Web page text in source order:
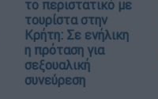
το περιστατικό με
τουρίστα στην
Κρήτη: Σε ενήλικη
η πρόταση για
σεξουαλική
συνεύρεση